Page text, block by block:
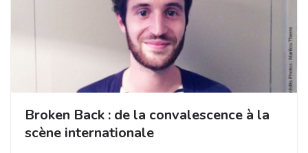
Broken Back : de la convalescence à la
scène internationale